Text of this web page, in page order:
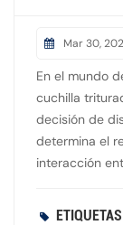
Mar 30,
En el mundo
cuchilla
decisión de
determina el
interacción
para triturar